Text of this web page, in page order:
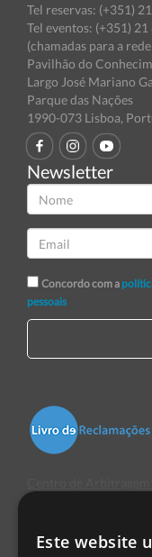
Tel reservas: (+351)
Tel eventos: (+351)
(chamadas para a
Pavilhão do
Largo José Mariano
Parque das Nações
1990-073 Lisboa,
Newsletter
Concordo com a
pessoais
Este website